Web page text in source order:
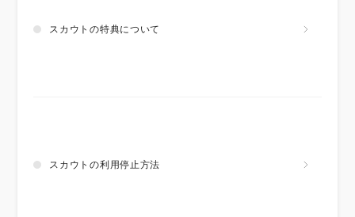
スカウトの特典について
スカウトの利用停止方法